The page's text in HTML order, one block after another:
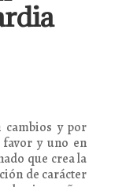
cambios y por
favor y uno en
que crea la
de carácter